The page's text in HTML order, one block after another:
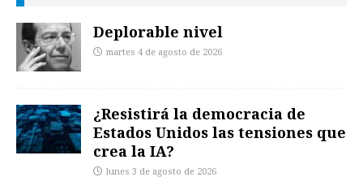
Deplorable nivel
martes 4 de agosto de 2026
¿Resistirá la democracia de
Estados Unidos las tensiones que
crea la IA?
lunes 3 de agosto de 2026